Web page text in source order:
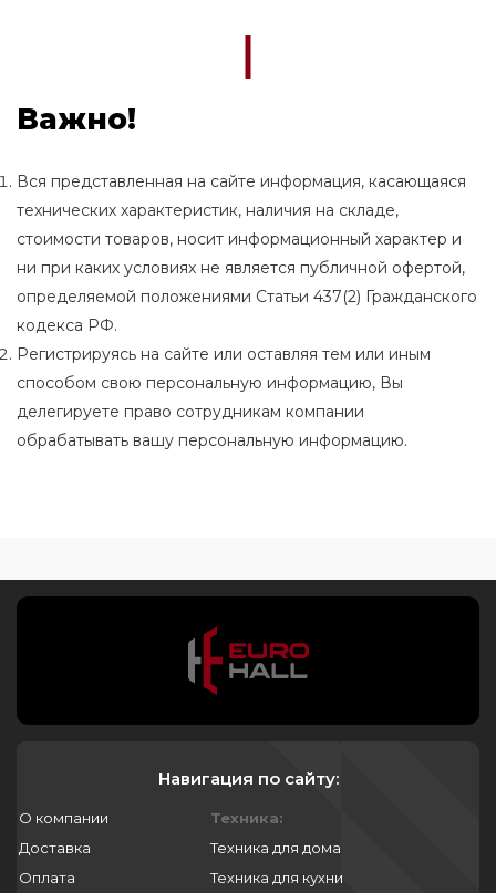
Важно!
Вся представленная на сайте информация, касающаяся
технических характеристик, наличия на складе,
стоимости товаров, носит информационный характер и
ни при каких условиях не является публичной офертой,
определяемой положениями Статьи 437(2) Гражданского
кодекса РФ.
Регистрируясь на сайте или оставляя тем или иным
способом свою персональную информацию, Вы
делегируете право сотрудникам компании
обрабатывать вашу персональную информацию.
Навигация по сайту:
О компании
Доставка
Оплата
Техника:
Техника для дома
Техника для кухни